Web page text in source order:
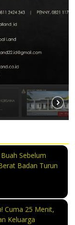
Sebelum
Badan Turun
Cuma 25 Menit,
Keluarga